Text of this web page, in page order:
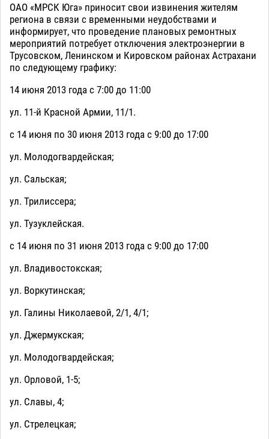
ОАО «МРСК Юга» приносит свои извинения жителям
региона в связи с временными неудобствами и
информирует, что проведение плановых ремонтных
мероприятий потребует отключения электроэнергии в
Трусовском, Ленинском и Кировском районах Астрахани
по следующему графику:
14 июня 2013 года с 7:00 до 11:00
ул. 11-й Красной Армии, 11/1.
с 14 июня по 30 июня 2013 года с 9:00 до 17:00
ул. Молодогвардейская;
ул. Сальская;
ул. Трилиссера;
ул. Тузуклейская.
с 14 июня по 31 июня 2013 года с 9:00 до 17:00
ул. Владивостокская;
ул. Воркутинская;
ул. Галины Николаевой, 2/1, 4/1;
ул. Джермукская;
ул. Молодогвардейская;
ул. Орловой, 1-5;
ул. Славы, 4;
ул. Стрелецкая;